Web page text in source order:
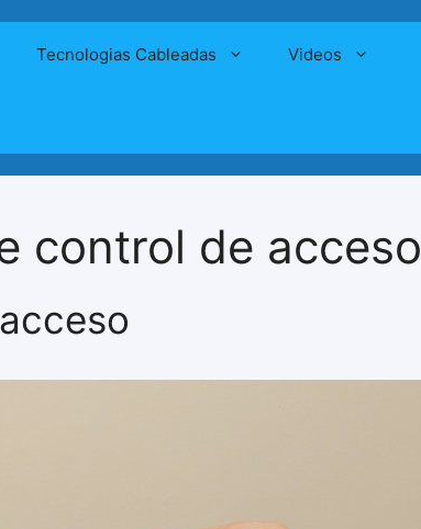
Tecnologias Cableadas Videos
control de acceso